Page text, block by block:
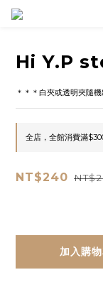
Hi Y.P
＊＊＊白夾或透明夾隨
全店，全館消費滿
NT$240
加入購